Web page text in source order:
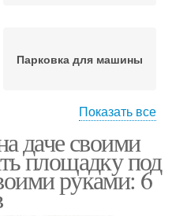
Парковка для машины
Показать все
даче своими
площадку под
руками: 6